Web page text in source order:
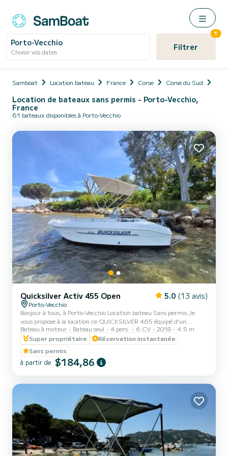
Porto-Vecchio
Choisir vos dates Filtrer
1
Samboat Location bateau France Corse Corse du Sud
Location de bateaux sans permis - Porto-Vecchio,
France
61 bateaux disponibles à Porto-Vecchio
Quicksilver Activ 455 Open 5.0 (13 avis)
Porto-Vecchio
Bonjour à tous, à Porto-Vecchio Location bateau Sans permis Je
vous propose à la location ce QUICKSILVER 465 équipé d'un
moteur 6cv (sans permis) au départ Porto-Vecchio Bien équipé
:taud de soleil, musique , échelle de bain....
Bateau à moteur Bateau seul 4 pers. 6 CV 2018
4.5 m
Super propriétaire
Réservation instantanée
Sans permis
à partir de $184,86